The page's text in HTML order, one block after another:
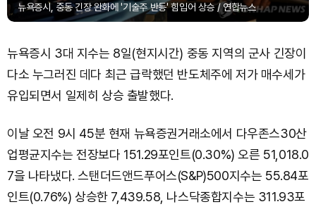
뉴욕증시, 중동 긴장 완화에 '기술주 반등' 힘입어 상승 / 연합뉴스
뉴욕증시 3대 지수는 8일(현지시간) 중동 지역의 군사 긴장이
다소 누그러진 데다 최근 급락했던 반도체주에 저가 매수세가
유입되면서 일제히 상승 출발했다.
이날 오전 9시 45분 현재 뉴욕증권거래소에서 다우존스30산
업평균지수는 전장보다 151.29포인트(0.30%) 오른 51,018.0
7을 나타냈다. 스탠더드앤드푸어스(S&P)500지수는 55.84포
인트(0.76%) 상승한 7,439.58, 나스닥종합지수는 311.93포